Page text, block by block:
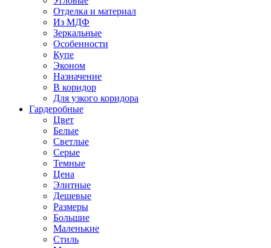
Отделка и материал
Из МДФ
Зеркальные
Особенности
Купе
Эконом
Назначение
В коридор
Для узкого коридора
Гардеробные
Цвет
Белые
Светлые
Серые
Темные
Цена
Элитные
Дешевые
Размеры
Большие
Маленькие
Стиль